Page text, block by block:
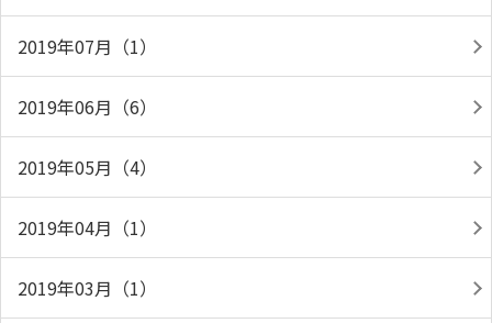
2019年07月（1）
2019年06月（6）
2019年05月（4）
2019年04月（1）
2019年03月（1）